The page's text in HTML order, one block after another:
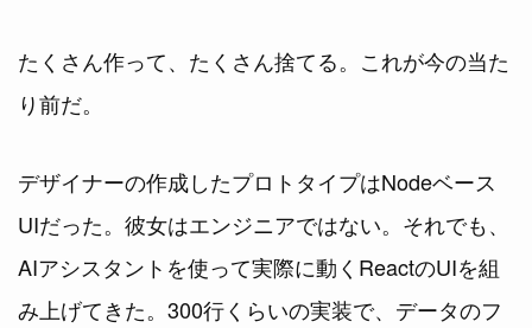
たくさん作って、たくさん捨てる。これが今の当た
り前だ。
デザイナーの作成したプロトタイプはNodeベース
UIだった。彼女はエンジニアではない。それでも、
AIアシスタントを使って実際に動くReactのUIを組
み上げてきた。300行くらいの実装で、データのフ